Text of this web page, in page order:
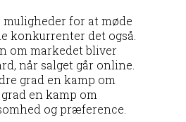
for at møde
konkurrenter det også.
om markedet bliver
når salget går online.
grad en kamp om
en kamp om
og præference.